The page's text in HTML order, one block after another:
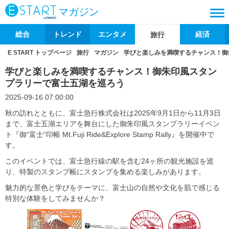
マガジン
総合 トレンド エンタメ 旅行 経済
E START トップページ 旅行 マガジン 学びと楽しみを満喫するチャンス！
学びと楽しみを満喫するチャンス！御朱印風スタン
プラリーで富士五湖を巡ろう
2025-09-16 07:00:00
秋の訪れとともに、富士急行株式会社は2025年9月1日から11月3日
まで、富士五湖エリアを舞台にした御朱印風スタンプラリーイベン
ト『御“富士”印帳 Mt.Fuji Ride&Explore Stamp Rally』を開催中で
す。
このイベントでは、富士急行線の駅を含む24ヶ所の観光施設を巡
り、特製のスタンプ帳にスタンプを集める楽しみがあります。
魅力的な景色と学びをテーマに、富士山の自然や文化を肌で感じる
特別な体験をしてみませんか？